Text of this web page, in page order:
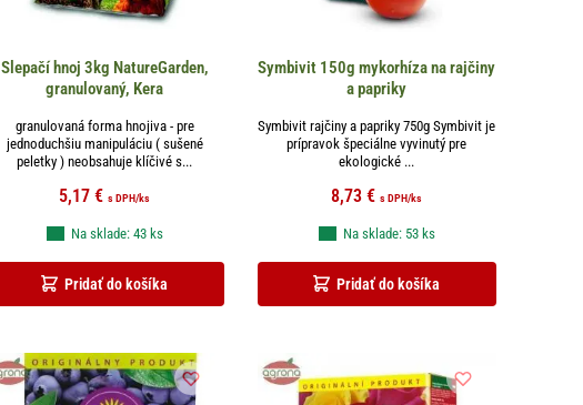
Slepačí hnoj 3kg NatureGarden,
granulovaný, Kera
granulovaná forma hnojiva - pre
jednoduchšiu manipuláciu ( sušené
peletky ) neobsahuje klíčivé s...
5,17 € s DPH/ks
Pridať do košíka
Na sklade: 43 ks
Symbivit 150g mykorhíza na rajčiny
a papriky
Symbivit rajčiny a papriky 750g Symbivit je
prípravok špeciálne vyvinutý pre
ekologické ...
8,73€ s DPH/ks
Pridať do košíka
Na sklade: 53 ks